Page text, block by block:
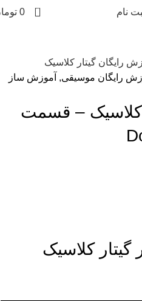
نام 0
0
رایگان گیتار کلاسیک
رایگان موسیقی, آموزش ساز
کلاسیک – قسمت
گیتار کلاسیک